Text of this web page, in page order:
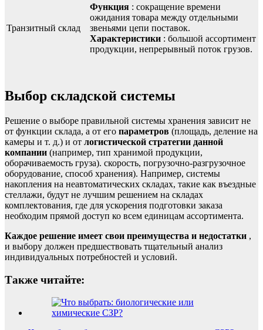
Транзитный склад
Функция : сокращение времени
ожидания товара между отдельными
звеньями цепи поставок.
Характеристики : большой ассортимент
продукции, непрерывный поток грузов.
Выбор складской системы
Решение о выборе правильной системы хранения зависит не
от функции склада, а от его параметров (площадь, деление на
камеры и т. д.) и от логистической стратегии данной
компании (например, тип хранимой продукции,
оборачиваемость груза). скорость, погрузочно-разгрузочное
оборудование, способ хранения). Например, системы
накопления на неавтоматических складах, такие как въездные
стеллажи, будут не лучшим решением на складах
комплектования, где для ускорения подготовки заказа
необходим прямой доступ ко всем единицам ассортимента.
Каждое решение имеет свои преимущества и недостатки ,
и выбору должен предшествовать тщательный анализ
индивидуальных потребностей и условий.
Также читайте: